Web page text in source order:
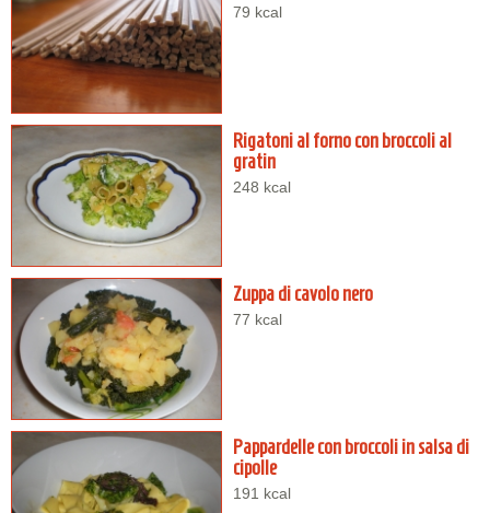
79 kcal
Rigatoni al forno con broccoli al
gratin
248 kcal
Zuppa di cavolo nero
77 kcal
Pappardelle con broccoli in salsa di
cipolle
191 kcal